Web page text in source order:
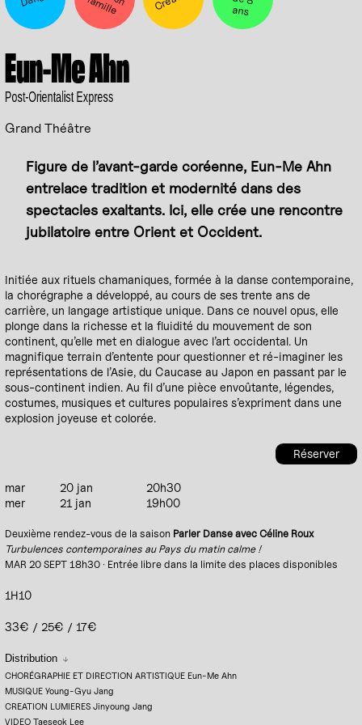
ans
Eun-Me Ahn
Post-Orientalist Express
Grand Théâtre
Figure de l’avant-garde coréenne, Eun-Me Ahn
entrelace tradition et modernité dans des
spectacles exaltants. Ici, elle crée une rencontre
jubilatoire entre Orient et Occident.
Initiée aux rituels chamaniques, formée à la danse contemporaine,
la chorégraphe a développé, au cours de ses trente ans de
carrière, un langage artistique unique. Dans ce nouvel opus, elle
plonge dans la richesse et la fluidité du mouvement de son
continent, qu’elle met en dialogue avec l’art occidental. Un
magnifique terrain d’entente pour questionner et ré-imaginer les
représentations de l’Asie, du Caucase au Japon en passant par le
sous-continent indien. Au fil d’une pièce envoûtante, légendes,
costumes, musiques et cultures populaires s’expriment dans une
explosion joyeuse et colorée.
Réserver
mar 20 jan
20h30
mer
21 jan 19h00
Deuxième rendez-vous de la saison Parler Danse avec Céline Roux
Turbulences contemporaines au Pays du matin calme !
MAR 20 SEPT 18h30 · Entrée libre dans la limite des places disponibles
1H10
33€ / 25€ / 17€
Distribution
CHORÉGRAPHIE ET DIRECTION ARTISTIQUE Eun-Me Ahn
MUSIQUE Young-Gyu Jang
CREATION LUMIERES Jinyoung Jang
VIDEO Taeseok Lee